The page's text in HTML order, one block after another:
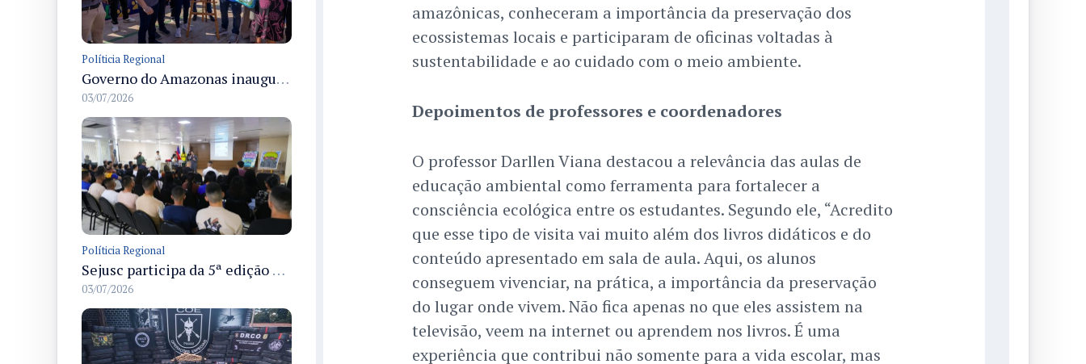
Políticia Regional
Governo do Amazonas inaugura primeiro Castramóvel Fluvial para atendimento veterinário às comunidades ribeirinhas e castração gratuita
03/07/2026
Políticia Regional
Sejusc participa da 5ª edição do Caminhos Literários com foco na cultura hip-hop nas unidades socioeducativas
03/07/2026
amazônicas, conheceram a importância da preservação dos
ecossistemas locais e participaram de oficinas voltadas à
sustentabilidade e ao cuidado com o meio ambiente.
Depoimentos de professores e coordenadores
O professor Darllen Viana destacou a relevância das aulas de
educação ambiental como ferramenta para fortalecer a
consciência ecológica entre os estudantes. Segundo ele, “Acredito
que esse tipo de visita vai muito além dos livros didáticos e do
conteúdo apresentado em sala de aula. Aqui, os alunos
conseguem vivenciar, na prática, a importância da preservação
do lugar onde vivem. Não fica apenas no que eles assistem na
televisão, veem na internet ou aprendem nos livros. É uma
experiência que contribui não somente para a vida escolar, mas